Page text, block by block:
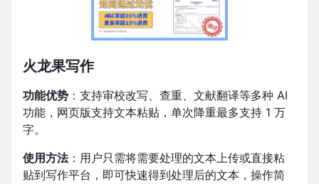
火龙果写作
功能优势 ：支持审校改写、查重、文献翻译等多种 AI
功能，网页版支持文本粘贴，单次降重最多支持 1 万
字。
使用方法：用户只需将需要处理的文本上传或直接粘
贴到写作平台，即可快速得到处理后的文本，操作简